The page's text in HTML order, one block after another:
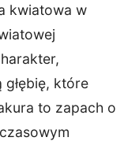
kwiatowa w
głębię, które
to zapach o